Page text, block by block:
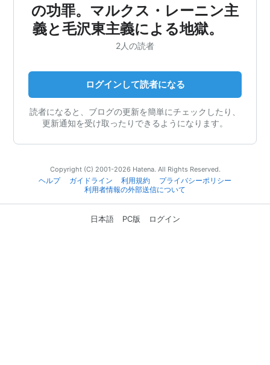
の功罪。マルクス・レーニン主
義と毛沢東主義による地獄。
2人の読者
ログインして読者になる
読者になると、ブログの更新を簡単にチェックしたり、
更新通知を受け取ったりできるようになります。
Copyright (C) 2001-2026 Hatena. All Rights Reserved.
ヘルプ
ガイドライン 利用規約
プライバシーポリシー
利用者情報の外部送信について
日本語 PC版 ログイン